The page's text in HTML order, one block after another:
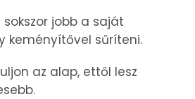
jobb a saját
keményítővel sűríteni.
az alap, ettől lesz